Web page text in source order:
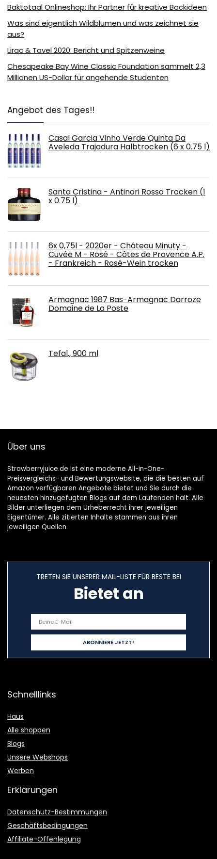
Baktotaal Onlineshop: Ihr Partner für kreative Backideen
Was sind eigentlich Wildblumen und was zeichnet sie
aus?
Lirac & Tavel 2020: Bericht und Spitzenweine
Chesapeake Bay Wine Classic Foundation sammelt 2,3
Millionen US-Dollar für angehende Studenten
Angebot des Tages!!
Casal Garcia Vinho Verde Quinta Da
Aveleda Trajadura Halbtrocken (6 x 0.75 l)
Santa Cristina - Antinori Rosso Trocken (1
x 0.75 l)
6x 0,75l - 2020er - Château Minuty -
Cuvée M - Rosé - Côtes de Provence A.P.
- Frankreich - Rosé-Wein trocken
Armagnac 1987 Bas-Armagnac Darroze
Domaine de La Poste
Tefal., 900 ml
Über uns
Strawberryjuice.de ist eine moderne All-in-One-
Preisvergleichs- und Bewertungswebsite, die die besten auf
Amazon verfügbaren Angebote bietet und Sie durch die
neuesten hinzugefügten Blogs auf dem Laufenden hält. Alle
Bilder unterliegen dem Urheberrecht ihrer jeweiligen
Eigentümer. Alle zitierten Inhalte stammen aus ihren
jeweiligen Quellen.
TRETEN SIE UNSERER MAIL-LISTE FÜR BESTE BEI
Bietet an
Schnelllinks
Haus
Alle shoppen
Blogs
Unsere Webshops
Werben
Erklärungen
Datenschutz-Bestimmungen
Geschäftsbedingungen
Affiliate-Offenlegung